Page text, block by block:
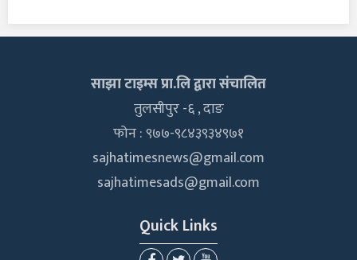
साझा टाइम्स प्रा.लि द्वारा संचालित
तुलसीपुर -६ , दाङ
फोन : ९७७-९८४३९३४९७१
sajhatimesnews@gmail.com
sajhatimesads@gmail.com
Quick Links